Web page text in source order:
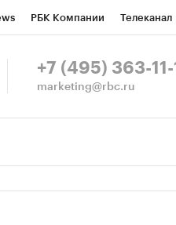
РБК Компании Телеканал
СПб Спецпроекты
+7 (495) 363-11-
marketing@rbc.ru